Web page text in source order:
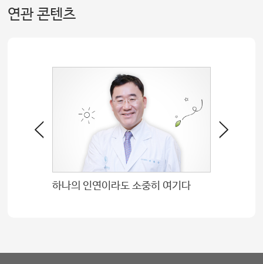
연관 콘텐츠
하나의 인연이라도 소중히 여기다